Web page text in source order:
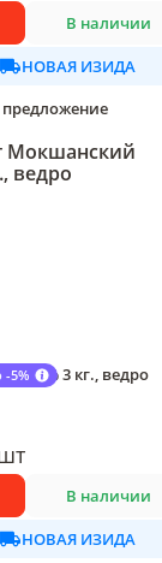
В наличии
НОВАЯ ИЗИДА
предложение
5%1,8% 3 кг., ведро
В наличии
НОВАЯ ИЗИДА